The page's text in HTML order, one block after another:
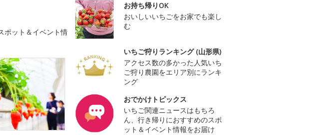
ポット＆イベント情
お持ち帰りOK
おいしいいちごをお家でも楽し
む
いちご狩りランキング (山形県)
アクセス数の多かった人気いち
ご狩り農園をエリア別にランキ
ング
おでかけトピックス
いちご関連ニュースはもちろ
ん、行き帰りにおすすめのスポ
ット＆イベント情報をお届け